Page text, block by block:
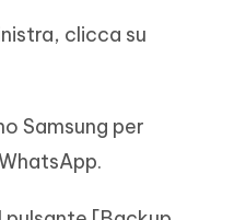
clicca su
Samsung per